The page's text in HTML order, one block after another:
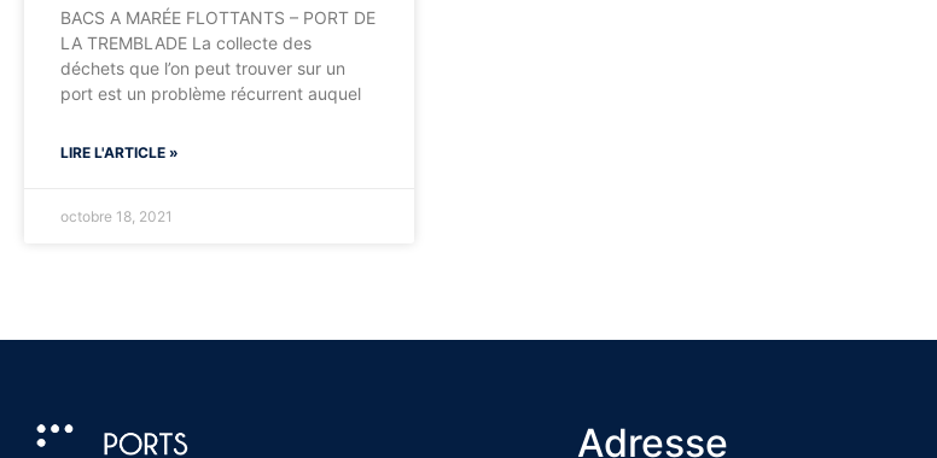
BACS A MARÉE FLOTTANTS – PORT DE
LA TREMBLADE La collecte des
déchets que l’on peut trouver sur un
port est un problème récurrent auquel
LIRE L'ARTICLE »
octobre 18, 2021
Adresse